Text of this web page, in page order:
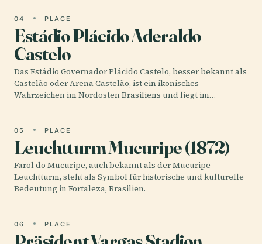
04 PLACE
Estádio Plácido Aderaldo
Castelo
Das Estádio Governador Plácido Castelo, besser bekannt als
Castelão oder Arena Castelão, ist ein ikonisches
Wahrzeichen im Nordosten Brasiliens und liegt im…
05 PLACE
Leuchtturm Mucuripe (1872)
Farol do Mucuripe, auch bekannt als der Mucuripe-
Leuchtturm, steht als Symbol für historische und kulturelle
Bedeutung in Fortaleza, Brasilien.
06 PLACE